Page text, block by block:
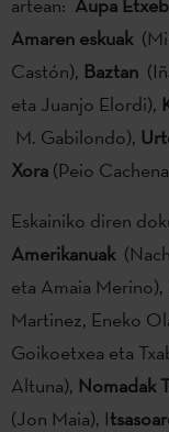
Amaren eskuak
Castón), Baztan
eta Juanjo Elordi),
M. Gabilondo),
Xora (Peio
Eskainiko diren
Amerikanuak
eta Amaia Merino),
Martinez, Eneko
Goikoetxea eta
Altuna), Nomadak
(Jon Maia), I